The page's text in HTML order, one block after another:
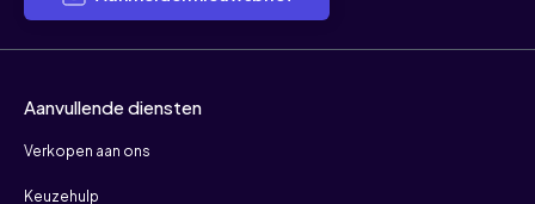
Aanvullende diensten
Verkopen aan ons
Keuzehulp